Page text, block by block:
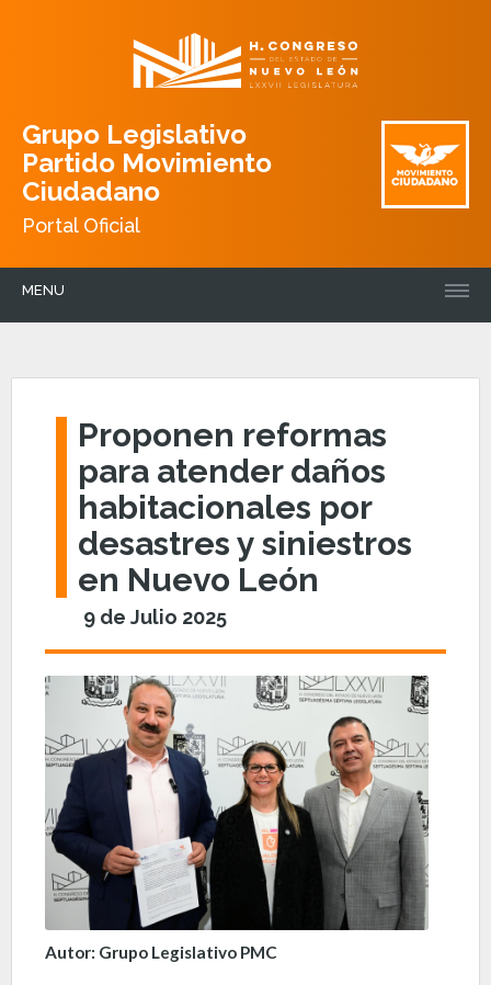
Grupo Legislativo
Partido Movimiento
Ciudadano
Portal Oficial
MENU
Proponen reformas
para atender daños
habitacionales por
desastres y siniestros
en Nuevo León
9 de Julio 2025
Autor: Grupo Legislativo PMC